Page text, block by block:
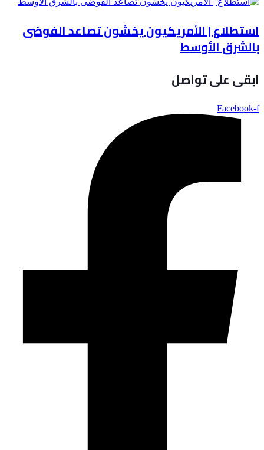
استطلاع | الأمريكيون يخشون تصاعد الفوضى
بالشرق الأوسط
ابقى على تواصل
Facebook-f